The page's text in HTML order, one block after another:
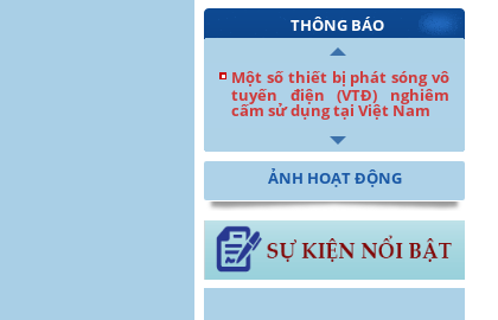
THÔNG BÁO
Một số thiết bị phát sóng vô
tuyến điện (VTĐ) nghiêm
cấm sử dụng tại Việt Nam
ẢNH HOẠT ĐỘNG